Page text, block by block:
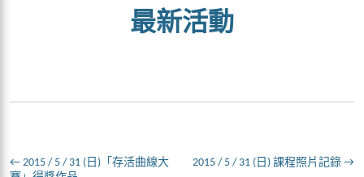
最新活動
← 2015 / 5 / 31 (日)「存活曲線大
2015 / 5 / 31 (日) 課程照片記錄 →